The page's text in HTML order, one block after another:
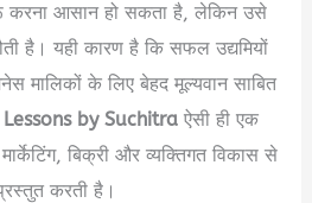
आसान हो सकता है, लेकिन उसे
है। यही कारण है कि सफल उद्यमियों
मालिकों के लिए बेहद मूल्यवान साबित
by Suchitra ऐसी ही एक
बिक्री और व्यक्तिगत विकास से
करती है।